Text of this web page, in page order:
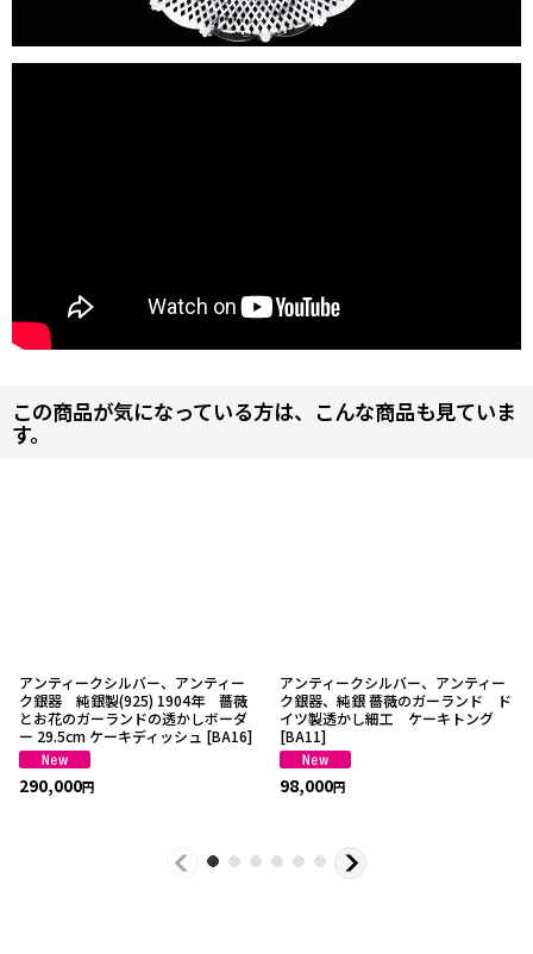
この商品が気になっている方は、こんな商品も見ていま
す。
アンティークシルバー、アンティー
ク銀器 純銀製(925) 1904年 薔薇
とお花のガーランドの透かしボーダ
ー 29.5cm ケーキディッシュ [BA16]
290,000円
アンティークシルバー、アンティー
ク銀器、純銀 薔薇のガーランド ド
イツ製透かし細工 ケーキトング
[BA11]
98,000円